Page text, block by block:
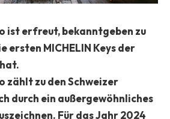
ist erfreut, bekanntgeben zu
ersten MICHELIN Keys der
zählt zu den Schweizer
durch ein außergewöhnliches
Für das Jahr 2024